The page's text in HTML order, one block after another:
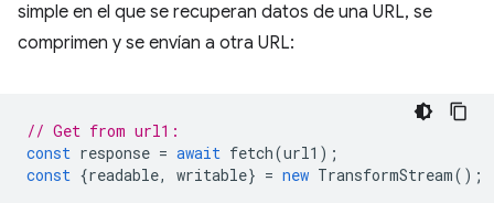
simple en el que se recuperan datos de una URL, se
comprimen y se envían a otra URL:
// Get from url1:
const response = await fetch(url1 );
const {readable, writable} = new TransformStream();